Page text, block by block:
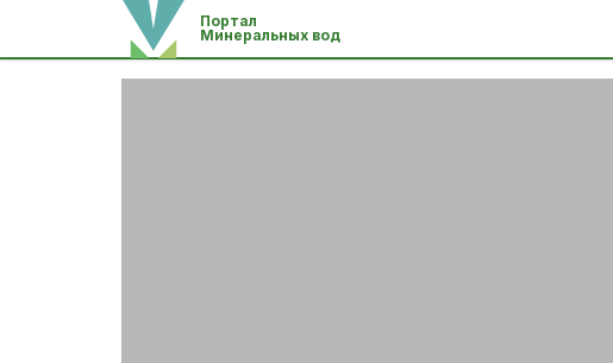
Портал
Минеральных вод